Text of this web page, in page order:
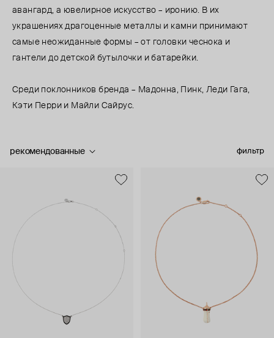
авангард, а ювелирное искусство – иронию. В их
украшениях драгоценные металлы и камни принимают
самые неожиданные формы – от головки чеснока и
гантели до детской бутылочки и батарейки.
Среди поклонников бренда – Мадонна, Пинк, Леди Гага,
Кэти Перри и Майли Сайрус.
фильтр
рекомендованные